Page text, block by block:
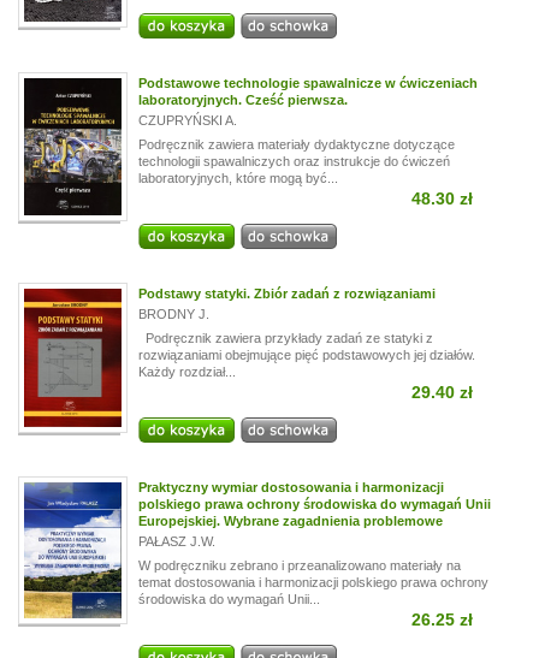
Podstawowe technologie spawalnicze w ćwiczeniach
laboratoryjnych. Cześć pierwsza.
CZUPRYŃSKI A.
Podręcznik zawiera materiały dydaktyczne dotyczące
technologii spawalniczych oraz instrukcje do ćwiczeń
laboratoryjnych, które mogą być...
48.30 zł
Podstawy statyki. Zbiór zadań z rozwiązaniami
BRODNY J.
Podręcznik zawiera przykłady zadań ze statyki z
rozwiązaniami obejmujące pięć podstawowych jej działów.
Każdy rozdział...
29.40 zł
Praktyczny wymiar dostosowania i harmonizacji
polskiego prawa ochrony środowiska do wymagań Unii
Europejskiej. Wybrane zagadnienia problemowe
PAŁASZ J.W.
W podręczniku zebrano i przeanalizowano materiały na
temat dostosowania i harmonizacji polskiego prawa ochrony
środowiska do wymagań Unii...
26.25 zł